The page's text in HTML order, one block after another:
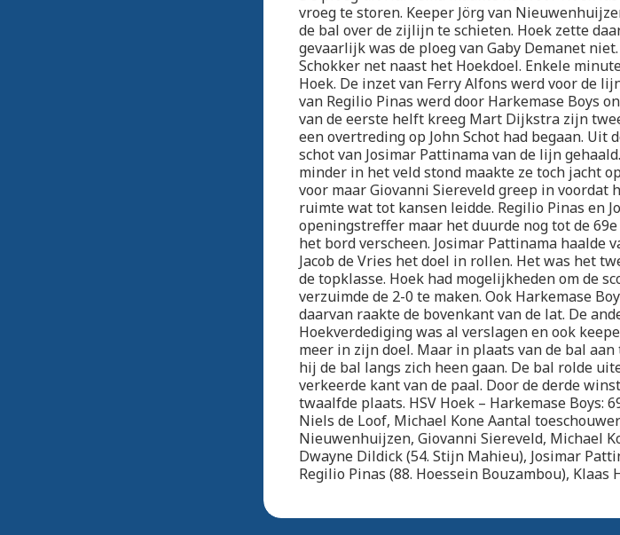
vroeg te storen. Keeper Jörg van
de bal over de zijlijn te schieten. Hoek zette
gevaarlijk was de ploeg van Gaby Demanet
Schokker net naast het Hoekdoel. Enkele
Hoek. De inzet van Ferry Alfons werd voor de
van Regilio Pinas werd door Harkemase Boys
van de eerste helft kreeg Mart Dijkstra zijn
een overtreding op John Schot had begaan.
schot van Josimar Pattinama van de lijn
minder in het veld stond maakte ze toch jacht
voor maar Giovanni Siereveld greep in voordat
ruimte wat tot kansen leidde. Regilio Pinas en
openingstreffer maar het duurde nog tot de
het bord verscheen. Josimar Pattinama haalde
Jacob de Vries het doel in rollen. Het was het
de topklasse. Hoek had mogelijkheden om de
verzuimde de 2-0 te maken. Ook Harkemase
daarvan raakte de bovenkant van de lat. De
Hoekverdediging was al verslagen en ook
meer in zijn doel. Maar in plaats van de bal
hij de bal langs zich heen gaan. De bal rolde
verkeerde kant van de paal. Door de derde
twaalfde plaats. HSV Hoek – Harkemase Boys:
Niels de Loof, Michael Kone Aantal
Nieuwenhuijzen, Giovanni Siereveld, Michael
Dwayne Dildick (54. Stijn Mahieu), Josimar
Regilio Pinas (88. Hoessein Bouzambou),